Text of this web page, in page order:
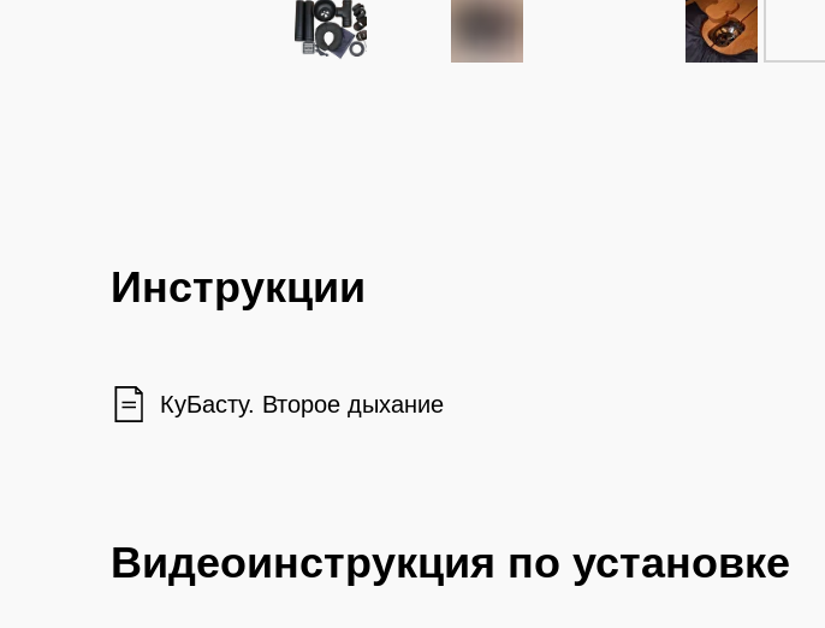
Инструкции
КуБасту. Второе дыхание
Видеоинструкция по установке